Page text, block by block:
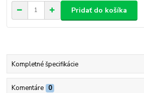
Pridať do košíka
Kompletné špecifikácie
Komentáre 0